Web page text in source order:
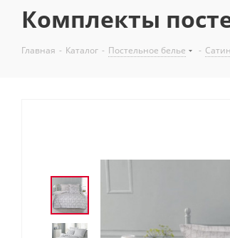
Комплекты
Главная - Каталог - Постельное белье - Сатин